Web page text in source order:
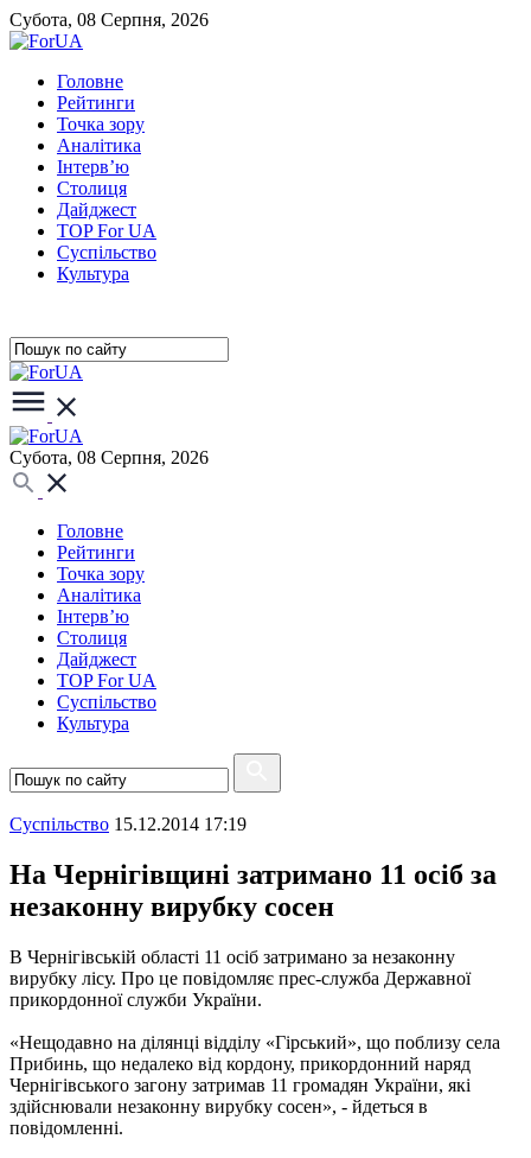
Субота, 08 Серпня, 2026
Головне
Рейтинги
Точка зору
Аналітика
Інтерв’ю
Столиця
Дайджест
TOP For UA
Суспiльство
Культура
Субота, 08 Серпня, 2026
Головне
Рейтинги
Точка зору
Аналітика
Інтерв’ю
Столиця
Дайджест
TOP For UA
Суспiльство
Культура
Суспiльство 15.12.2014 17:19
На Чернігівщині затримано 11 осіб за
незаконну вирубку сосен
В Чернігівській області 11 осіб затримано за незаконну
вирубку лісу. Про це повідомляє прес-служба Державної
прикордонної служби України.
«Нещодавно на ділянці відділу «Гірський», що поблизу села
Прибинь, що недалеко від кордону, прикордонний наряд
Чернігівського загону затримав 11 громадян України, які
здійснювали незаконну вирубку сосен», - йдеться в
повідомленні.